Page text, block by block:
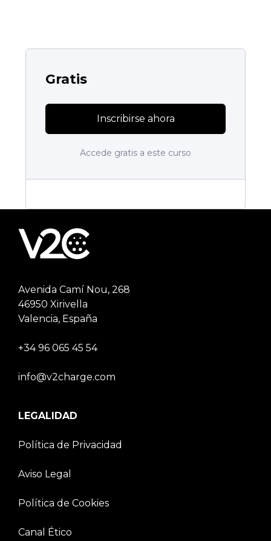
Gratis
Inscribirse ahora
Accede gratis a este curso
Avenida Camí Nou, 268
46950 Xirivella
Valencia, España
+34 96 065 45 54
info@v2charge.com
LEGALIDAD
Política de Privacidad
Aviso Legal
Política de Cookies
Canal Ético